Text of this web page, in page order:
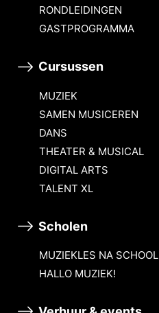
RONDLEIDINGEN
GASTPROGRAMMA
Cursussen
MUZIEK
SAMEN MUSICEREN
DANS
THEATER & MUSICAL
DIGITAL ARTS
TALENT XL
Scholen
MUZIEKLES NA SCHOOL
HALLO MUZIEK!